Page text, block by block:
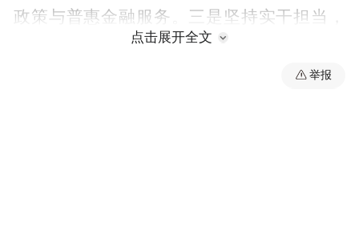
政策与普惠金融服务。三是坚持实干担当，
激活发展新动能。立足华罗庚高新区产业特
色和全区发展布局，持续优化服务流程、创
点击展开全文
举报